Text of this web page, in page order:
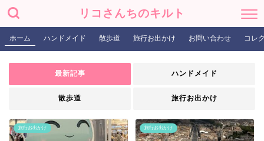
リコさんちのキルト
ホーム ハンドメイド 散歩道 旅行お出かけ お問い合わせ コレ
最新記事 ハンドメイド
散歩道 旅行お出かけ
旅行お出かけ 旅行お出かけ